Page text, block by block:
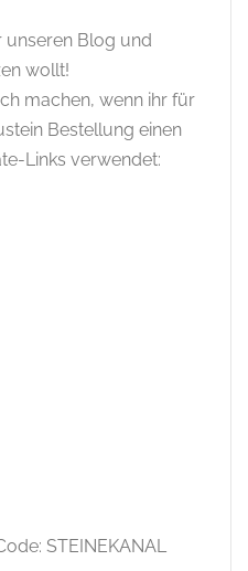
unseren Blog und
wollt!
machen, wenn ihr für
Bestellung einen
Links verwendet:
STEINEKANAL